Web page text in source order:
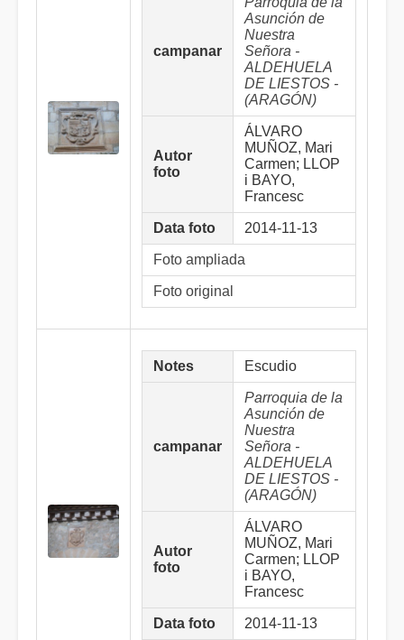
campanar
Asunción de
Nuestra
Señora -
ALDEHUELA
DE LIESTOS -
(ARAGÓN)
Autor
foto
ÁLVARO
MUÑOZ, Mari
Carmen; LLOP
i BAYO,
Francesc
Data foto 2014-11-13
Foto ampliada
Foto original
Notes Escudio
campanar
Parroquia de la
Asunción de
Nuestra
Señora -
ALDEHUELA
DE LIESTOS -
(ARAGÓN)
Autor
foto
ÁLVARO
MUÑOZ, Mari
Carmen; LLOP
i BAYO,
Francesc
Data foto 2014-11-13